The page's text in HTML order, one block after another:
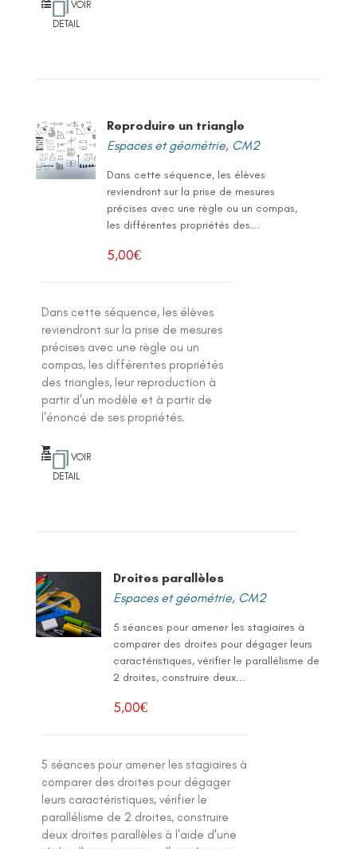
VOIR
DETAIL
Reproduire un triangle
Espaces et géométrie, CM2
Dans cette séquence, les élèves
reviendront sur la prise de mesures
précises avec une règle ou un compas,
les différentes propriétés des...
5,00€
Dans cette séquence, les élèves
reviendront sur la prise de mesures
précises avec une règle ou un
compas, les différentes propriétés
des triangles, leur reproduction à
partir d'un modèle et à partir de
l'énoncé de ses propriétés.
VOIR
DETAIL
Droites parallèles
Espaces et géométrie, CM2
5 séances pour amener les stagiaires à
comparer des droites pour dégager leurs
caractéristiques, vérifier le parallélisme de
2 droites, construire deux...
5,00€
5 séances pour amener les stagiaires à
comparer des droites pour dégager
leurs caractéristiques, vérifier le
parallélisme de 2 droites, construire
deux droites parallèles à l'aide d'une